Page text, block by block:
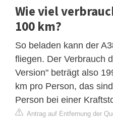
Wie viel
100 km?
So beladen kann der
fliegen. Der Verbrauch
Version" beträgt also
km pro Person, das
Person bei einer
Antrag auf Entfernung der